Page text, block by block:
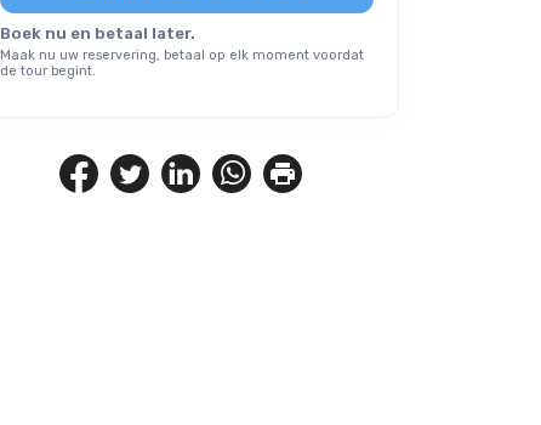
Boek nu en betaal later.
Maak nu uw reservering, betaal op elk moment voordat
de tour begint.